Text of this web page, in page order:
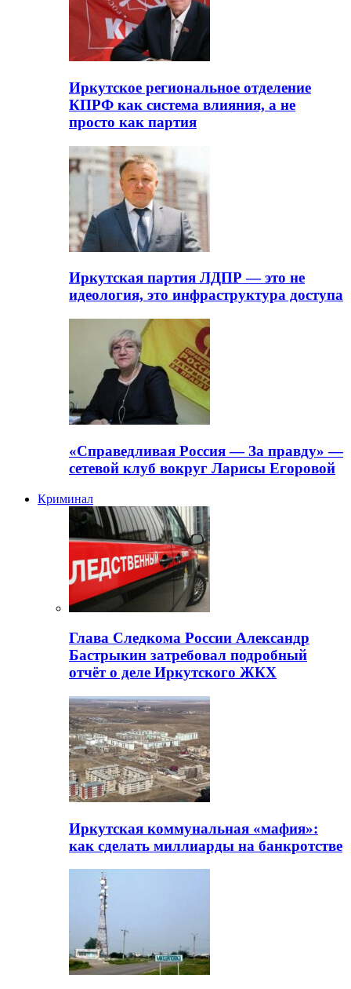
Иркутское региональное отделение
КПРФ как система влияния, а не
просто как партия
Иркутская партия ЛДПР — это не
идеология, это инфраструктура доступа
«Справедливая Россия — За правду» —
сетевой клуб вокруг Ларисы Егоровой
Криминал
Глава Следкома России Александр
Бастрыкин затребовал подробный
отчёт о деле Иркутского ЖКХ
Иркутская коммунальная «мафия»:
как сделать миллиарды на банкротстве